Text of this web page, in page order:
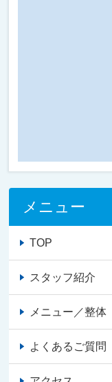
メニュー
TOP
スタッフ紹介
メニュー／整体
よくあるご質問